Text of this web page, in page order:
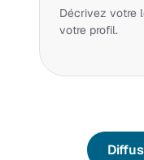
Décrivez votre
votre profil.